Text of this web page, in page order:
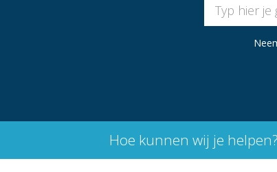
Hoe kunnen wij je helpen?